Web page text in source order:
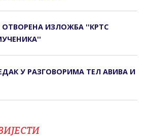
ИЗЛОЖБА ''КРTС
У РАЗГОВОРИМА ТЕЛ АВИВА И